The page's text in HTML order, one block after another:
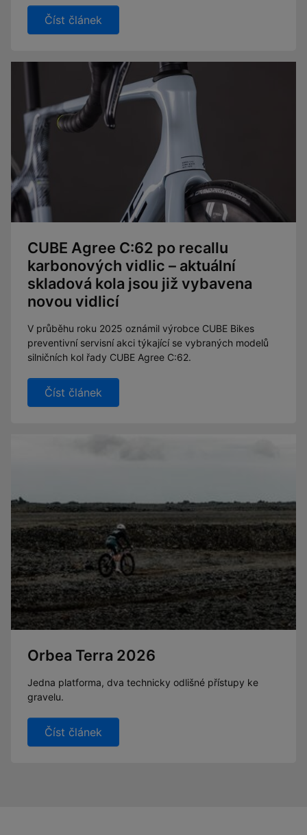
Číst článek
CUBE Agree C:62 po recallu
karbonových vidlic – aktuální
skladová kola jsou již vybavena
novou vidlicí
V průběhu roku 2025 oznámil výrobce CUBE Bikes
preventivní servisní akci týkající se vybraných modelů
silničních kol řady CUBE Agree C:62.
Číst článek
Orbea Terra 2026
Jedna platforma, dva technicky odlišné přístupy ke
gravelu.
Číst článek